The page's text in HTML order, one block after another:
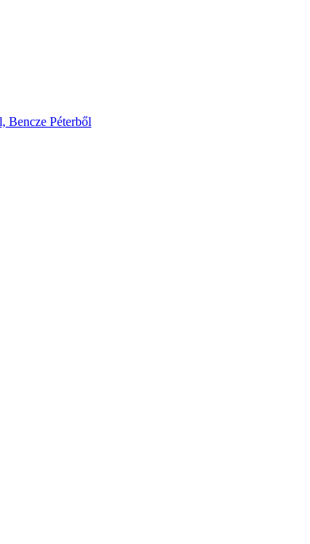
Bencze Péterből